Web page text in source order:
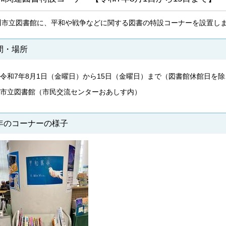
立図書館に、平和や戦争などに関する図書の特設コーナーを設置しま
・場所
令和7年8月1日（金曜日）から15日（金曜日）まで（図書館休館日を除
市立図書館（市民交流センターおあしす内）
のコーナーの様子